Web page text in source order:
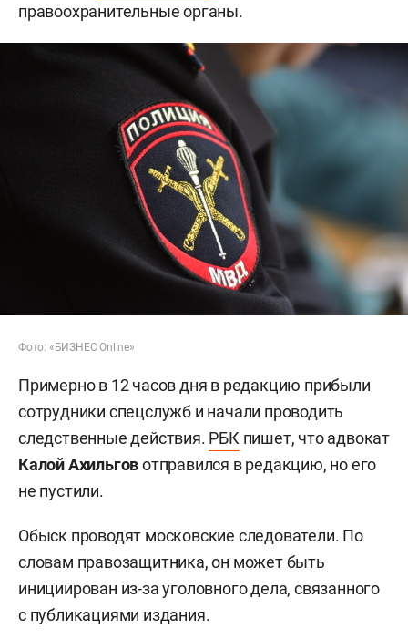
правоохранительные органы.
Фото: «БИЗНЕС Online»
Примерно в 12 часов дня в редакцию прибыли
сотрудники спецслужб и начали проводить
следственные действия. РБК пишет, что адвокат
Калой Ахильговотправился в редакцию, но его
не пустили.
Обыск проводят московские следователи. По
словам правозащитника, он может быть
инициирован из-за уголовного дела, связанного
с публикациями издания.